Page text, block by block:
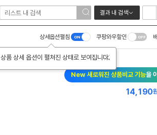
결과 내 검색
상세옵션펼침
상품 상세 옵션이 펼쳐진 상태로 보여집니다.
쿠팡와우할인
New 새로워진 상품비교 기능을
14,190